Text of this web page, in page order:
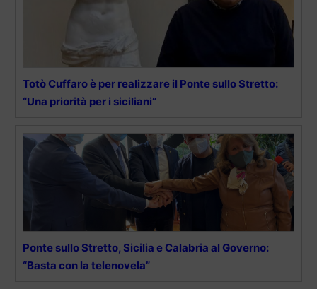
Totò Cuffaro è per realizzare il Ponte sullo Stretto:
“Una priorità per i siciliani”
Ponte sullo Stretto, Sicilia e Calabria al Governo:
“Basta con la telenovela”